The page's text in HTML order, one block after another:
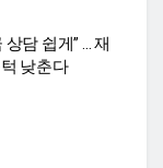
담 쉽게” … 재
낮춘다